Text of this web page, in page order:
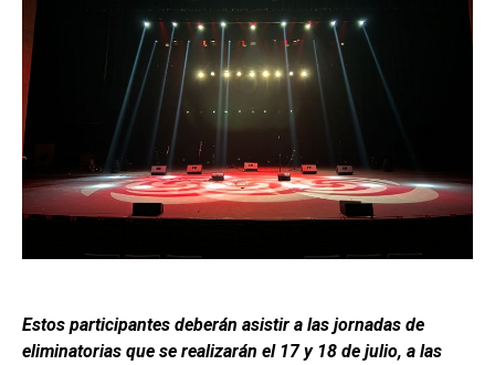
Estos participantes deberán asistir a las jornadas de
eliminatorias que se realizarán el 17 y 18 de julio, a las